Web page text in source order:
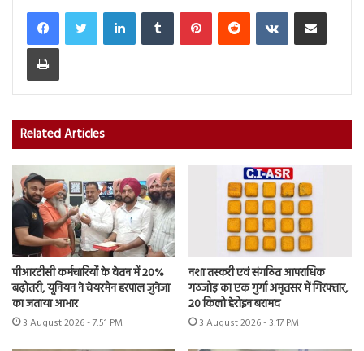
LinkedInTumblr PinterestReddit VKontakteShare via Email
Print
Related Articles
पीआरटीसी कर्मचारियों के वेतन में 20%
बढ़ोतरी, यूनियन ने चेयरमैन हरपाल जुनेजा
का जताया आभार
3 August 2026 - 7:51 PM
नशा तस्करी एवं संगठित आपराधिक
गठजोड़ का एक गुर्गा अमृतसर में गिरफ्तार,
20 किलो हेरोइन बरामद
3 August 2026 - 3:17 PM